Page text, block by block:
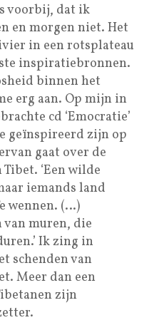
voorbij, dat ik
en morgen niet. Het
in een rotsplateau
inspiratiebronnen.
binnen het
erg aan. Op mijn in
cd ‘Emocratie’
geïnspireerd zijn op
gaat over de
‘Een wilde
iemands land
wennen. (…)
muren, die
Ik zing in
schenden van
Meer dan een
zijn